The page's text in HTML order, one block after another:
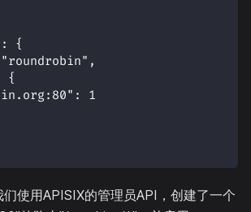
{
{
1
使用APISIX的管理员API，创建了一个